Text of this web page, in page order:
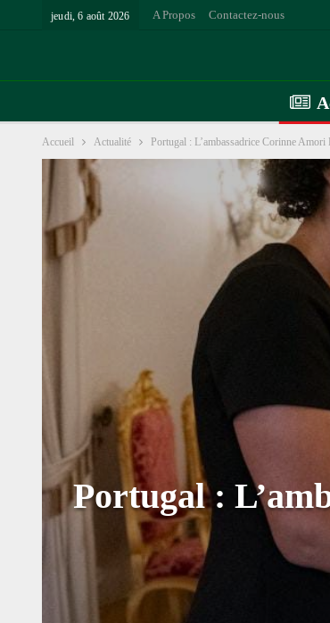
jeudi, 6 août 2026 A Propos Contactez-nous
Accueil Actualité Portugal : L’ambassadrice Corinne Amori
Portugal :